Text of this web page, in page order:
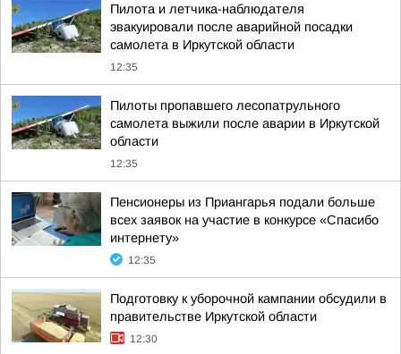
Пилота и летчика-наблюдателя
эвакуировали после аварийной посадки
самолета в Иркутской области
12:35
Пилоты пропавшего лесопатрульного
самолета выжили после аварии в Иркутской
области
12:35
Пенсионеры из Приангарья подали больше
всех заявок на участие в конкурсе «Спасибо
интернету»
12:35
Подготовку к уборочной кампании обсудили в
правительстве Иркутской области
12:30